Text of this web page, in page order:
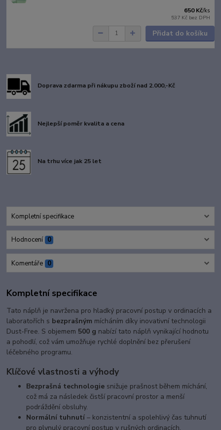
650 Kč/ks
537 Kč bez DPH
Přidat do košíku
Doprava zdarma při nákupu zboží nad 2.000,-Kč
Nejlepší poměr kvalita a cena
Na trhu více jak 25 let
Kompletní specifikace
Hodnocení 0
Komentáře 0
Kompletní specifikace
Tato náplň je navržena pro hladký pracovní postup v ordinacích a
laboratořích s bezprašným mícháním díky inovativní technologii
Dust-Free. S objemem 500 g nabízí tato náplň vynikající hodnotu
a pohodlí, což vám umožňuje rychlé doplnění bez přerušení
léčebného programu.
Klíčové vlastnosti a výhody
Bezprašná technologie snižuje prašnost během míchání,
což má za následek čistší pracovní prostor a menší
podráždění obsluhy.
Normální tuhnutí – konzistentní a spolehlivý čas tuhnutí
pro plynulý pracovní postup v rušných ordinacích.